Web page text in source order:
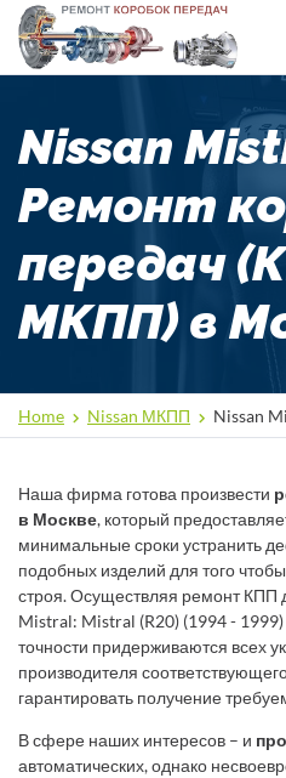
Nissan
Ремонт
передач
МКПП) в
Home Nissan МКПП Nissan
Наша фирма готова произвести
в Москве, который
минимальные сроки устранить
подобных изделий для того
строя. Осуществляя ремонт КПП
Mistral: Mistral (R20) (1994 -
точности придерживаются всех
производителя
гарантировать получение
В сфере наших интересов – и
автоматических, однако